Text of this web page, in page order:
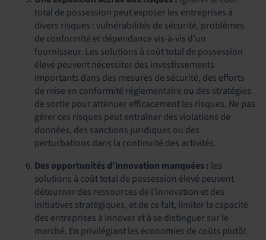
total de possession peut exposer les entreprises à
divers risques : vulnérabilités de sécurité, problèmes
de conformité et dépendance vis-à-vis d’un
fournisseur. Les solutions à coût total de possession
élevé peuvent nécessiter des investissements
importants dans des mesures de sécurité, des efforts
de mise en conformité réglementaire ou des stratégies
de sortie pour atténuer efficacement les risques. Ne pas
gérer ces risques peut entraîner des violations de
données, des sanctions juridiques ou des
perturbations dans la continuité des activités.
Des opportunités d’innovation manquées : les
solutions à coût total de possession élevé peuvent
détourner des ressources de l’innovation et des
initiatives stratégiques, et de ce fait, limiter la capacité
des entreprises à innover et à se distinguer sur le
marché. En privilégiant les économies de coûts plutôt